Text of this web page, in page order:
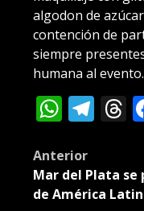
algodon de
contención de
siempre
humana al evento.
Post
Anterior
Mar del Plata se
de América